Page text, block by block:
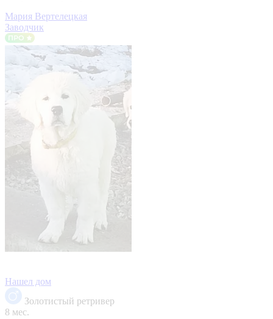
Мария Вертелецкая
Заводчик
Нашел дом
Золотистый ретривер
8 мес.